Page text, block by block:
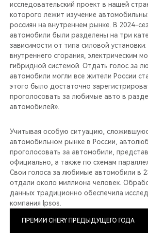
исследовательский проект в нашей
которого лежит изучение
россиян на внутреннем рынке. В 2024-
автомобили были разделены на три
зависимости от типа силовой
внутреннего сгорания, электрическим
гибридной системой. Отдать голос за
автомобили могли все жители России
этого было достаточно
проголосовать за любимые авто в
автомобилей».
Учитывая особую ситуацию,
автомобильном рынке в России,
проголосовать за автомобили,
официально, а также по схемам
Свои голоса за любимые автомобили в
отдали около миллиона человек.
данных традиционно обеспечила
компания Ipsos.
ПРЕМИИ CHERY ПРЕДЫДУЩЕГО ГОДА